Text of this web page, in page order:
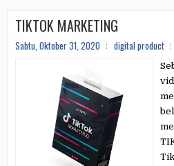
TIKTOK MARKETING
Sabtu, Oktober 31, 2020 digital product